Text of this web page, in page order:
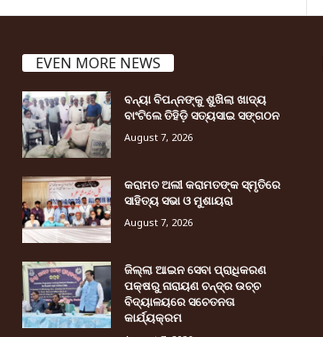
EVEN MORE NEWS
ବନ୍ୟା ବିପନ୍ନଙ୍କୁ ଶୁଖିଲା ଖାଦ୍ୟ
ବାଂଟିଲେ ତିହିଡି଼ ସତ୍ୟସାଇ ସଙ୍ଗଠନ
August 7, 2026
କରାମତ ଅଲୀ କରାମତଙ୍କ ସ୍ମୃତିରେ
ସାହିତ୍ୟ ସଭା ଓ ମୁଶାୟରା
August 7, 2026
ଜିଲ୍ଲା ଆଇନ ସେବା ପ୍ରାଧିକରଣ
ପକ୍ଷରୁ ନାରାୟଣ ଚନ୍ଦ୍ର ଉଚ୍ଚ
ବିଦ୍ୟାଳୟରେ ସଚେତନତା
କାର୍ଯ୍ୟକ୍ରମ